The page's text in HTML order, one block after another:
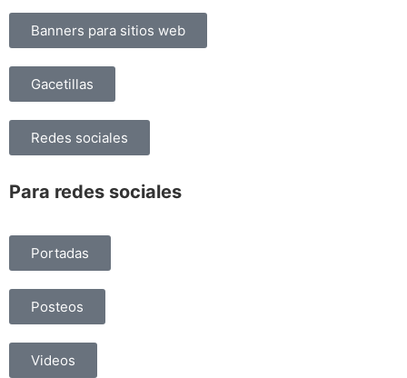
Banners para sitios web
Gacetillas
Redes sociales
Para redes sociales
Portadas
Posteos
Videos